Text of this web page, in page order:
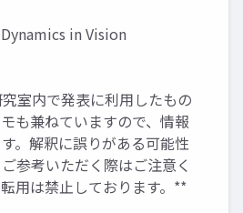
in Vision
究室内で発表に利用したもの
も兼ねていますので、情報
。解釈に誤りがある可能性
参考いただく際はご注意く
用は禁止しております。**